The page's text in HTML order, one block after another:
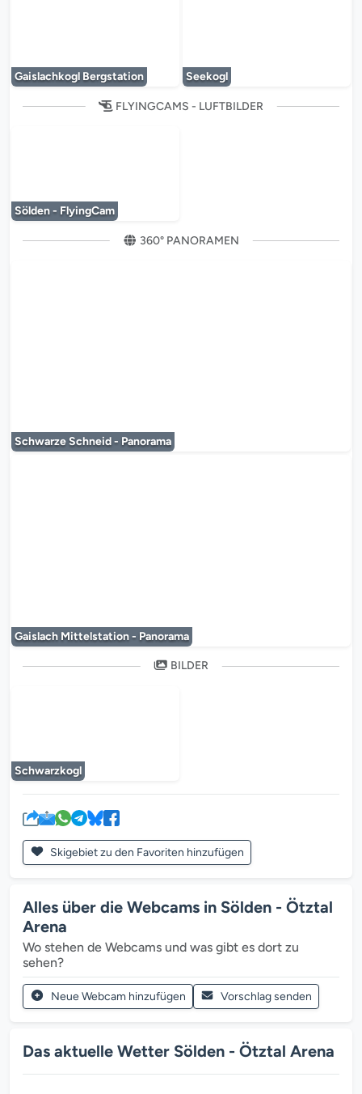
Gaislachkogl Bergstation Seekogl
FLYINGCAMS - LUFTBILDER
Sölden - FlyingCam
360° PANORAMEN
Schwarze Schneid - Panorama
Gaislach Mittelstation - Panorama
BILDER
Schwarzkogl
Skigebiet zu den Favoriten hinzufügen
Alles über die Webcams in Sölden - Ötztal
Arena
Wo stehen de Webcams und was gibt es dort zu
sehen?
Neue Webcam hinzufügen Vorschlag senden
Das aktuelle Wetter Sölden - Ötztal Arena